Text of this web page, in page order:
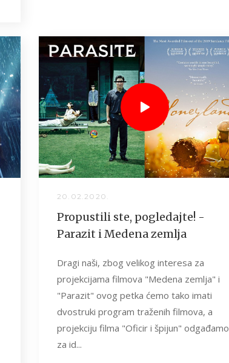
20.02.2020.
Propustili ste, pogledajte! -
Parazit i Medena zemlja
Dragi naši, zbog velikog interesa za
projekcijama filmova "Medena zemlja" i
"Parazit" ovog petka ćemo tako imati
dvostruki program traženih filmova, a
projekciju filma "Oficir i špijun" odgađamo
za id...